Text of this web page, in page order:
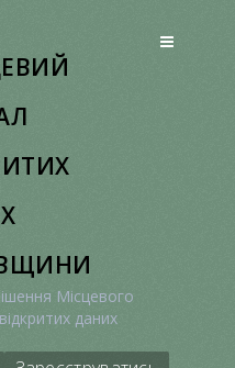
Місцевого
даних